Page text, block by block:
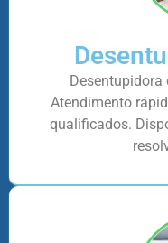
Desentupidora
Atendimento
qualificados.